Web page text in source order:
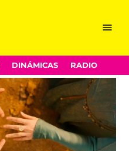
Menu
DINÁMICAS RADIO